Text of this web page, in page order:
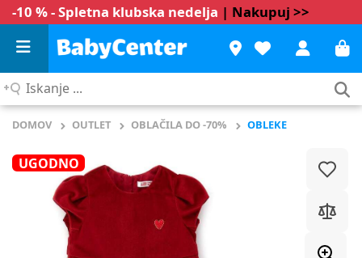
-10 % - Spletna klubska nedelja | Nakupuj >>
Iskanje
DOMOV OUTLET OBLAČILA DO -70% OBLEKE
UGODNO